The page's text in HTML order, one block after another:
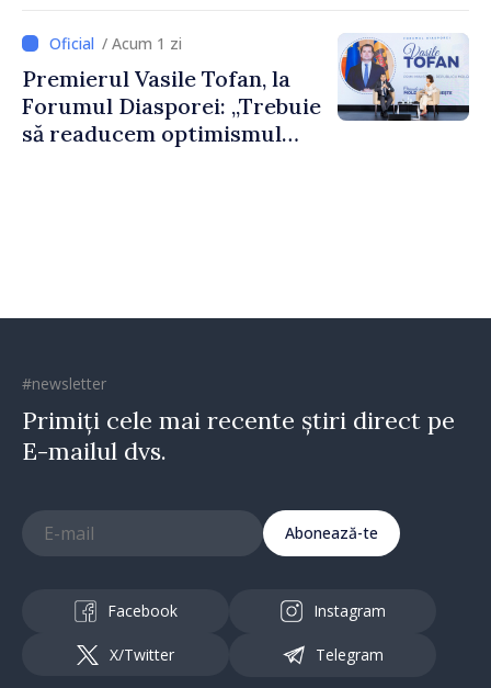
dumneavoastră pentru a
construi comunități mai
puternice”
/ Acum 1 zi
Premierul Vasile Tofan, la
Forumul Diasporei: „Trebuie
să readucem optimismul
#newsletter
Primiți cele mai recente știri direct pe
E-mailul dvs.
Abonează-te
Facebook Instagram
X/Twitter Telegram